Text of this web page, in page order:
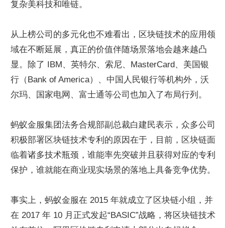
复杂美科技和唯链。
从上榜公司的多元化也不难看出，区块链技术的应用领
域在不断延展，真正的价值伴随场景落地会越来越凸
显。除了 IBM、英特尔、索尼、MasterCard、美国银
行（Bank of America）、中国人民银行等机构外，沃
尔玛、国家电网、富士通等公司也加入了布局行列。
蚂蚁金服集团法务合规部副总裁白建民表示，众多公司
积极部署区块链技术专利的原因在于，目前，区块链面
临着诸多技术瓶颈，谁能率先突破并且获得对应的专利
保护，谁就能在商业现实场景的落地上具备竞争优势。
事实上，蚂蚁金服在 2015 年就成立了区块链小组，并
在 2017 年 10 月正式发起“BASIC”战略，将区块链技术